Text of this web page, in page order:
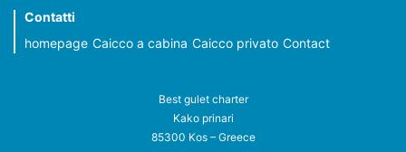
Contatti
homepage Caicco a cabina Caicco privato Contact
Best gulet charter
Kako prinari
85300 Kos – Greece